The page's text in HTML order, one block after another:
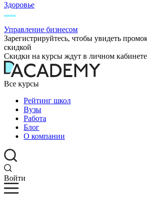
Здоровье
Управление бизнесом
Зарегистрируйтесь, чтобы увидеть
скидкой
Скидки на курсы ждут в личном
Все курсы
Рейтинг школ
Вузы
Работа
Блог
О компании
Войти